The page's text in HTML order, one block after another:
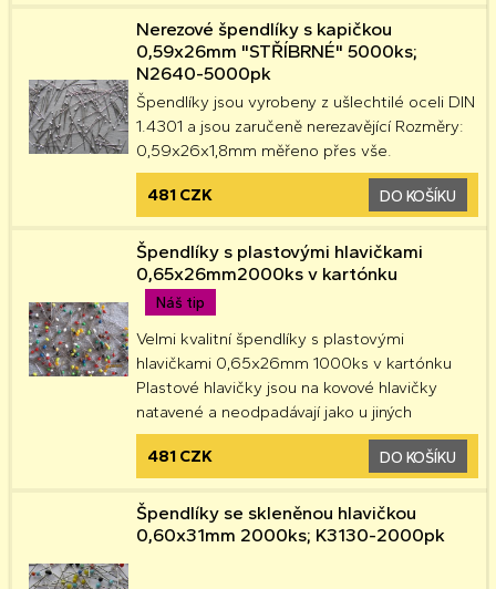
Nerezové špendlíky s kapičkou
0,59x26mm "STŘÍBRNÉ" 5000ks;
N2640-5000pk
Špendlíky jsou vyrobeny z ušlechtilé oceli DIN
1.4301 a jsou zaručeně nerezavějící Rozměry:
0,59x26x1,8mm měřeno přes vše.
481 CZK DO KOŠÍKU
Náš tip
Špendlíky s plastovými hlavičkami
0,65x26mm2000ks v kartónku
Velmi kvalitní špendlíky s plastovými
hlavičkami 0,65x26mm 1000ks v kartónku
Plastové hlavičky jsou na kovové hlavičky
natavené a neodpadávají jako u jiných
481 CZK DO KOŠÍKU
Špendlíky se skleněnou hlavičkou
0,60x31mm 2000ks; K3130-2000pk